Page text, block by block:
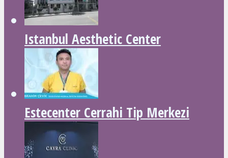
Istanbul Aesthetic Center
Estecenter Cerrahi Tip Merkezi